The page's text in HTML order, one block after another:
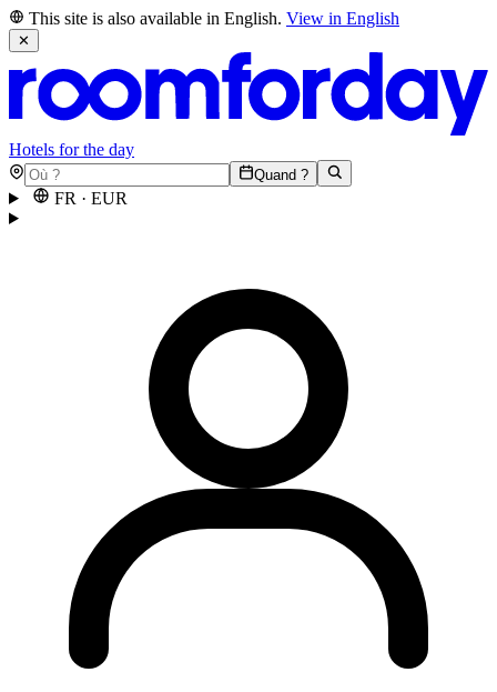
This site is also available in English. View in English
✕
Hotels for the day
Quand ?
FR · EUR